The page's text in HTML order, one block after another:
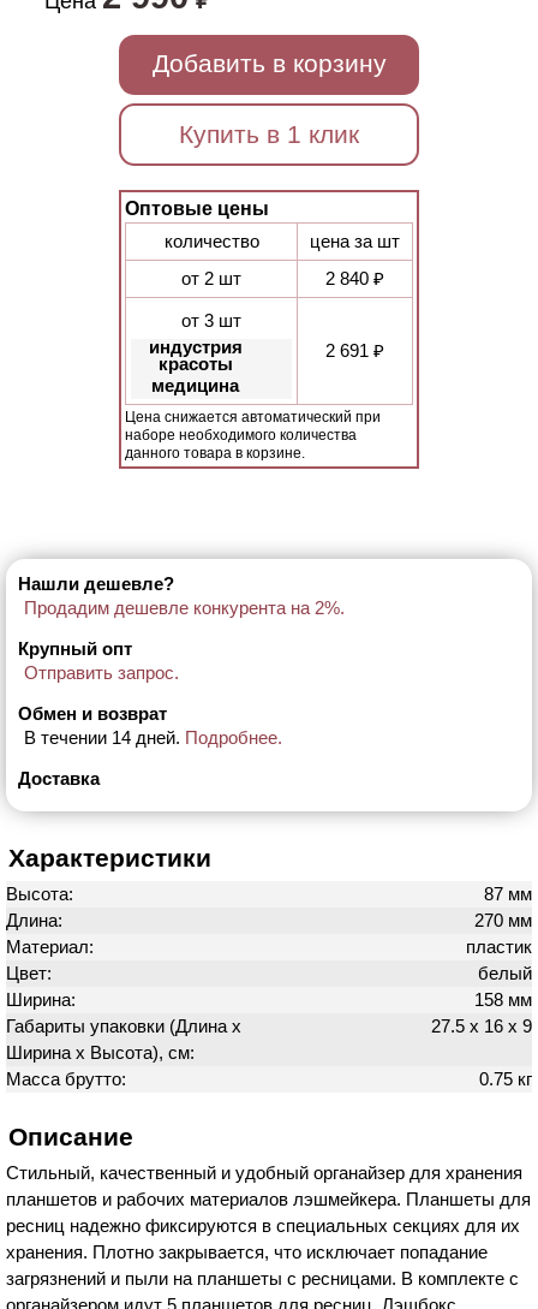
Добавить в корзину
Купить в 1 клик
Оптовые цены
количество
цена за шт
от 2 шт
2 840 ₽
от 3 шт
индустрия
красоты
медицина
2 691 ₽
Цена снижается автоматический при
наборе необходимого количества
данного товара в корзине.
Нашли дешевле?
Продадим дешевле конкурента на 2%.
Крупный опт
Отправить запрос.
Обмен и возврат
В течении 14 дней. Подробнее.
Доставка
Характеристики
Высота:
87 мм
Длина:
270 мм
Материал:
пластик
Цвет:
белый
Ширина:
158 мм
Габариты упаковки (Длина х
Ширина х Высота), см:
27.5 х 16 х 9
Масса брутто: 0.75 кг
Описание
Стильный, качественный и удобный органайзер для хранения
планшетов и рабочих материалов лэшмейкера. Планшеты для
ресниц надежно фиксируются в специальных секциях для их
хранения. Плотно закрывается, что исключает попадание
загрязнений и пыли на планшеты с ресницами. В комплекте с
органайзером идут 5 планшетов для ресниц. Лэшбокс